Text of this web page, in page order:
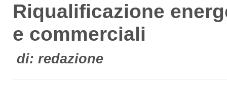
Riqualificazione
e commerciali
di: redazione